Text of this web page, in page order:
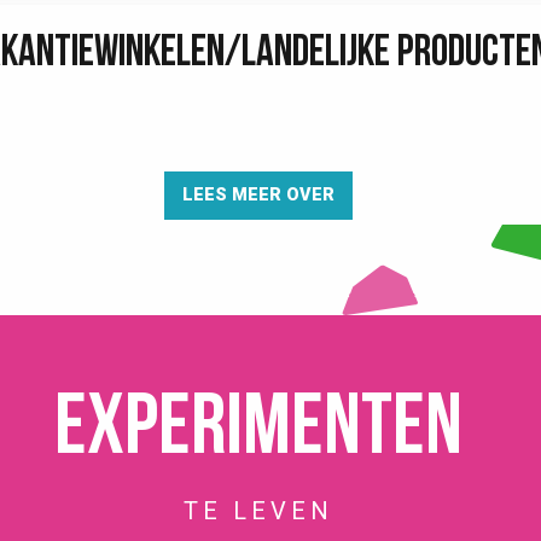
LANDELIJKE
LEES MEER OVER
Experimenten
TE LEVEN